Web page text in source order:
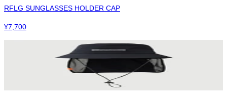
RFLG SUNGLASSES HOLDER CAP
¥7,700